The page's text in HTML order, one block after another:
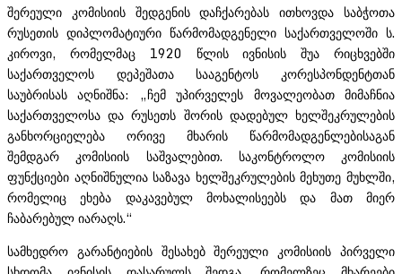
შერეული კომისიის შედგენის დაჩქარებას ითხოვდა საბჭოთა
რუსეთის დიპლომატიური წარმომადგენელი საქართველოში ს.
კიროვი, რომელმაც 1920 წლის ივნისის შუა რიცხვებში
საქართველოს დეპეშათა სააგენტოს კორესპონდენტთან
საუბრისას აღნიშნა: „ჩემ უპირველეს მოვალეობათ მიმაჩნია
საქართველოსა და რუსეთს შორის დადებულ ხელშეკრულების
განხორციელება ორივე მხარის წარმომადგენლებისაგან
შემდგარ კომისიის საშვალებით. საკონტროლო კომისიის
ფუნქციები აღნიშნულია საზავა ხელშეკრულების მეხუთე მუხლში,
რომელიც ეხება დაკავებულ მოხალისეებს და მათ მიერ
ჩაბარებულ იარაღს.“
სამხედრო გარანტიების შესახებ შერეული კომისიის პირველი